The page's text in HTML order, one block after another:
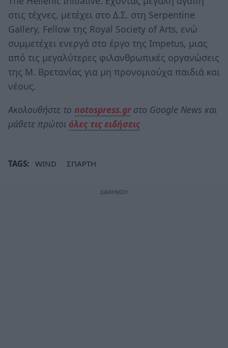
στις τέχνες, μετέχει στο Δ.Σ. στη Serpentine
Gallery, Fellow της Royal Society of Arts, ενώ
συμμετέχει ενεργά στο έργο της Impetus, μιας
από τις μεγαλύτερες φιλανθρωπικές οργανώσεις
της Μ. Βρετανίας για μη προνομιούχα παιδιά και
νέους.
Ακολουθήστε το notospress.grστο Google News και
μάθετε πρώτοι όλες τις ειδήσεις
TAGS: WIND ΣΠΑΡΤΗ